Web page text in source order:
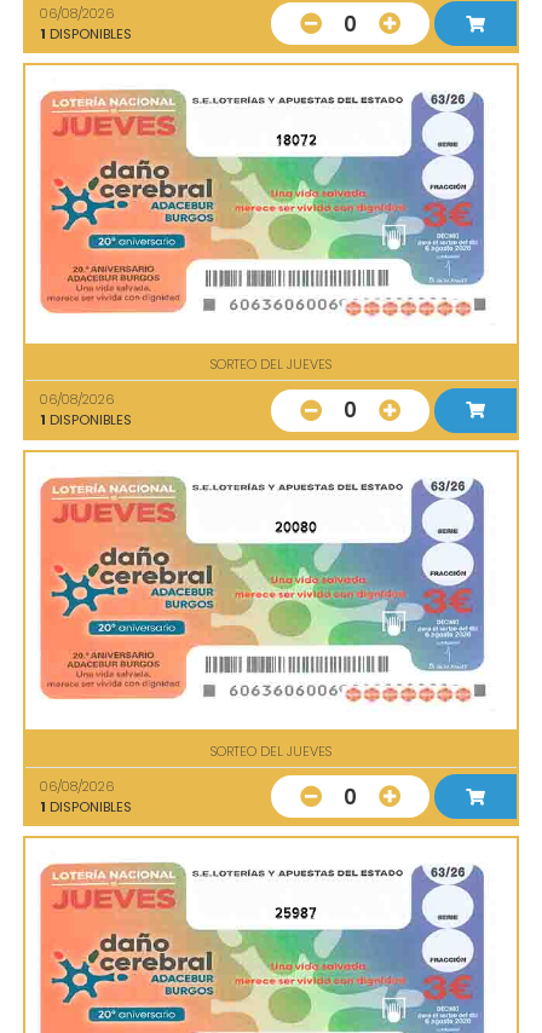
06/08/2026
1 DISPONIBLES 0
18072
SORTEO DEL JUEVES
06/08/2026
1 DISPONIBLES 0
20080
SORTEO DEL JUEVES
06/08/2026
1 DISPONIBLES 0
25987